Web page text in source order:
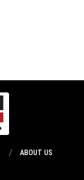
ABOUT US